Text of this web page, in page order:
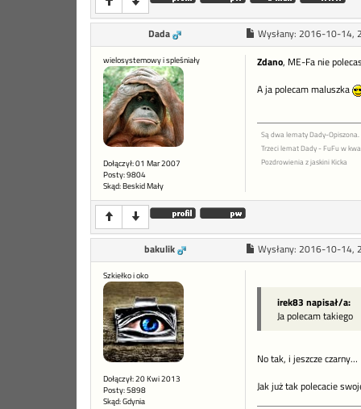
Dada Wysłany: 2016-10-14,
wielosystemowy i spleśniały
Dołączył: 01 Mar 2007
Posty: 9804
Skąd: Beskid Mały
Zdano, ME-Fa nie
A ja polecam maluszka
Są dwa lematy Dady-Opiszona.
Trzeci lemat Dady - FuFu w
Pozdrowienia z jaskini Kicka
bakulik Wysłany: 2016-10-14,
Szkiełko i oko
Dołączył: 20 Kwi 2013
Posty: 5898
Skąd: Gdynia
irek83 napisał/a:
Ja polecam takiego
No tak, i jeszcze czarny…
Jak już tak polecacie